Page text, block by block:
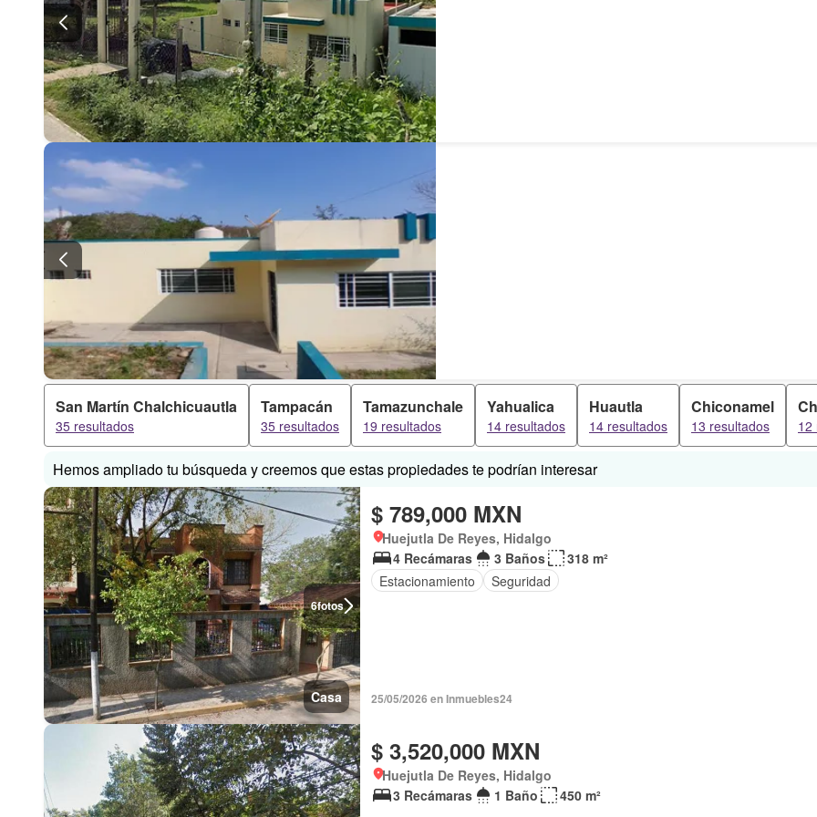
San Martín Chalchicuautla
35 resultados
Tampacán
35 resultados
Tamazunchale
19 resultados
Yahualica
14 resultados
Huautla
14 resultados
Chiconamel
13 resultados 12
Hemos ampliado tu búsqueda y creemos que estas propiedades te podrían interesar
6fotos
Casa
$ 789,000 MXN
Huejutla De Reyes, Hidalgo
4 Recámaras
3 Baños
318 m²
Estacionamiento
Seguridad
25/05/2026 en Inmuebles24
$ 3,520,000 MXN
Huejutla De Reyes, Hidalgo
3 Recámaras
1 Baño 450 m²